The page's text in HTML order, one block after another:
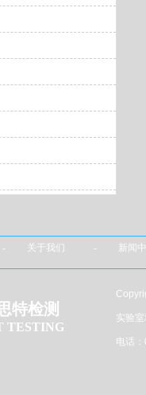
实验
电话
- 关于我们 - 新
特检测
TESTING